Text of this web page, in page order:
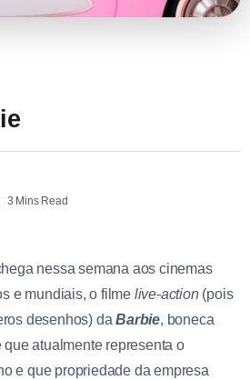
3 Mins Read
nessa semana aos cinemas
e mundiais, o filme live-action(pois
desenhos) daBarbie, boneca
que atualmente representa o
e que propriedade da empresa